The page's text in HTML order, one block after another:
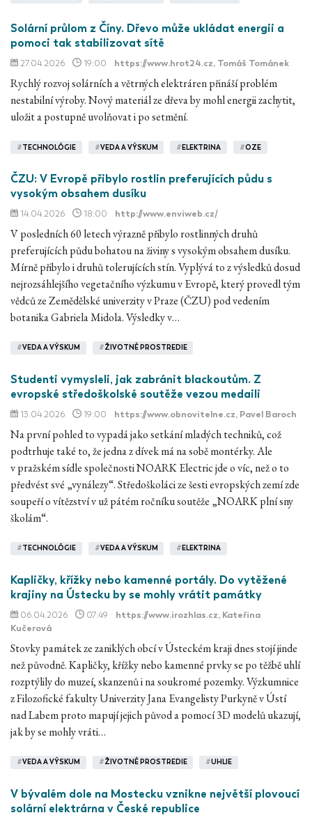
Solární průlom z Číny. Dřevo může ukládat energii a
pomoci tak stabilizovat sítě
27.04.2026 19:00 https://www.hrot24.cz, Tomáš Tománek
Rychlý rozvoj solárních a větrných elektráren přináší problém
nestabilní výroby. Nový materiál ze dřeva by mohl energii zachytit,
uložit a postupně uvolňovat i po setmění.
#TECHNOLÓGIE #VEDA A VÝSKUM # ELEKTRINA #OZE
ČZU: V Evropě přibylo rostlin preferujících půdu s
vysokým obsahem dusíku
14.04.2026 18:00 http://www.enviweb.cz/
V posledních 60 letech výrazně přibylo rostlinných druhů
preferujících půdu bohatou na živiny s vysokým obsahem dusíku.
Mírně přibylo i druhů tolerujících stín. Vyplývá to z výsledků dosud
nejrozsáhlejšího vegetačního výzkumu v Evropě, který provedl tým
vědců ze Zemědělské univerzity v Praze (ČZU) pod vedením
botanika Gabriela Midola. Výsledky v…
#VEDA A VÝSKUM #ŽIVOTNÉ PROSTREDIE
Studenti vymysleli, jak zabránit blackoutům. Z
evropské středoškolské soutěže vezou medaili
13.04.2026 19:00 https://www.obnovitelne.cz, Pavel Baroch
Na první pohled to vypadá jako setkání mladých techniků, což
podtrhuje také to, že jedna z dívek má na sobě montérky. Ale
v pražském sídle společnosti NOARK Electric jde o víc, než o to
předvést své „vynálezy“. Středoškoláci ze šesti evropských zemí zde
soupeří o vítězství v už pátém ročníku soutěže „NOARK plní sny
školám“.
#TECHNOLÓGIE #VEDA A VÝSKUM #ELEKTRINA
Kapličky, křížky nebo kamenné portály. Do vytěžené
krajiny na Ústecku by se mohly vrátit památky
06.04.2026 07:49 https://www.irozhlas.cz, Kateřina
Kučerová
Stovky památek ze zaniklých obcí v Ústeckém kraji dnes stojí jinde
než původně. Kapličky, křížky nebo kamenné prvky se po těžbě uhlí
rozptýlily do muzeí, skanzenů i na soukromé pozemky. Výzkumnice
z Filozofické fakulty Univerzity Jana Evangelisty Purkyně v Ústí
nad Labem proto mapují jejich původ a pomocí 3D modelů ukazují,
jak by se mohly vráti…
#VEDA A VÝSKUM #ŽIVOTNÉ PROSTREDIE #UHLIE
V bývalém dole na Mostecku vznikne největší plovoucí
solární elektrárna v České republice